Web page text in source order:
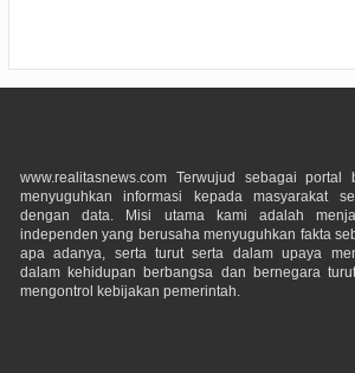
www.realitasnews.com Terwujud sebagai
menyuguhkan informasi kepada masyarakat
dengan data. Misi utama kami adalah
independen yang berusaha menyuguhkan fakta
apa adanya, serta turut serta dalam upaya
dalam kehidupan berbangsa dan bernegara
mengontrol kebijakan pemerintah.